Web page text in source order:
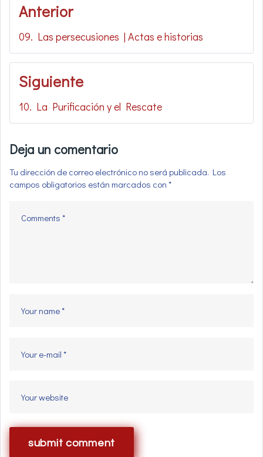
Navegación
de
entradas
Anterior
09. Las persecusiones | Actas e historias
Siguiente
10. La Purificación y el Rescate
Deja un comentario
Tu dirección de correo electrónico no será publicada. Los
campos obligatorios están marcados con *